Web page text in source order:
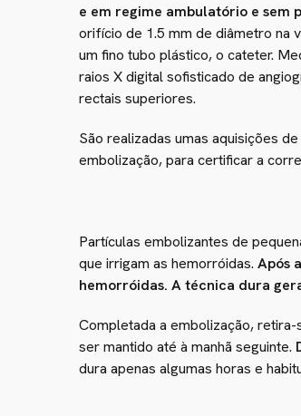
e em regime ambulatório e sem
orifício de 1.5 mm de diâmetro na
um fino tubo plástico, o cateter.
raios X digital sofisticado de
rectais superiores.
São realizadas umas aquisições
embolização, para certificar a
Partículas embolizantes de
que irrigam as hemorróidas. Após
hemorróidas. A técnica dura
Completada a embolização,
ser mantido até à manhã seguinte.
dura apenas algumas horas e